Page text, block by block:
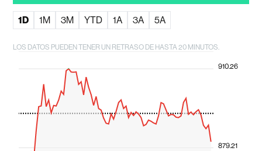
1D 1M 3M YTD 1A 3A 5A
LOS DATOS PUEDEN TENER UN RETRASO DE HASTA 20 MINUTOS.
879.21
910.26